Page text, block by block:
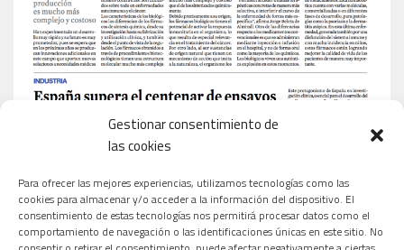
Gestionar consentimiento de
las cookies
Para ofrecer las mejores experiencias, utilizamos tecnologías como las
cookies para almacenar y/o acceder a la información del dispositivo. El
consentimiento de estas tecnologías nos permitirá procesar datos como el
comportamiento de navegación o las identificaciones únicas en este sitio. No